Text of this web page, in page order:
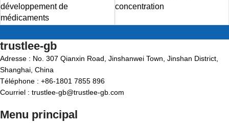
développement de
médicaments
concentration
trustlee-gb
Adresse : No. 307 Qianxin Road, Jinshanwei Town, Jinshan District,
Shanghai, China
Téléphone : +86-1801 7855 896
Courriel : trustlee-gb@trustlee-gb.com
Menu principal